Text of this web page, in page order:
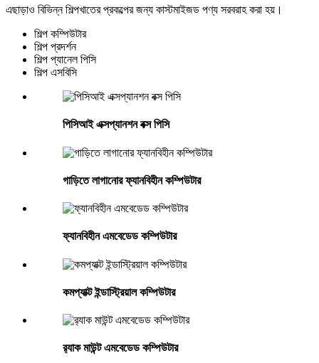
এছাড়াও বিভিন্ন শিল্পখাতের প্রকল্পের জন্য কাস্টমাইজড পণ্য সরবরাহ করা হয়।
শিল্প কম্পিউটার
শিল্প প্রদর্শন
শিল্প প্যানেল পিসি
শিল্প এসবিসি
পিসিআই এক্সপ্যানশন বক্স পিসি
গাড়িতে লাগানোর ফ্যানবিহীন কম্পিউটার
ফ্যানবিহীন এমবেডেড কম্পিউটার
কমপ্যাক্ট ইন্ডাস্ট্রিয়াল কম্পিউটার
র‍্যাক মাউন্ট এমবেডেড কম্পিউটার